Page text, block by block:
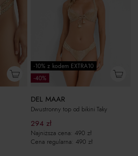
-10% z kodem EXTRA10
-40%
DEL MAAR
Dwustronny top od bikini Taky
294 zł
Najniższa cena: 490 zł
Cena regularna: 490 zł